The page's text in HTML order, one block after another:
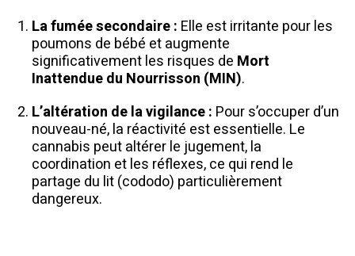
La fumée secondaire : Elle est irritante pour les
poumons de bébé et augmente
significativement les risques de Mort
Inattendue du Nourrisson (MIN).
L’altération de la vigilance : Pour s’occuper d’un
nouveau-né, la réactivité est essentielle. Le
cannabis peut altérer le jugement, la
coordination et les réflexes, ce qui rend le
partage du lit (cododo) particulièrement
dangereux.